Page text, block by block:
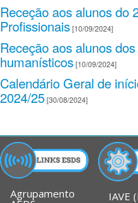
Receção aos alunos do
Profissionais [10/09/2024]
Receção aos alunos
humanísticos [10/09/2024]
Calendário Geral de
2024/25 [30/08/2024]
Agrupamento
IAVE